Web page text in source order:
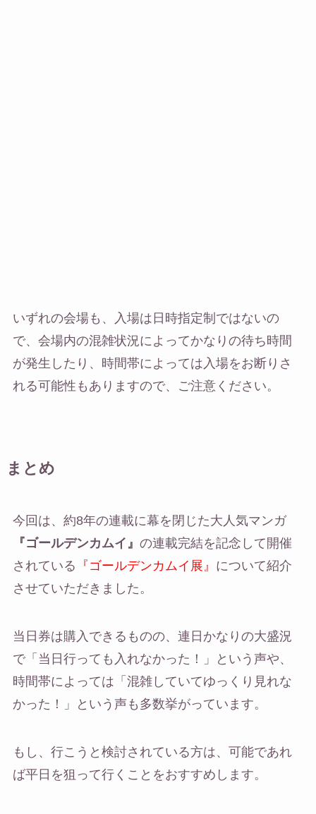
いずれの会場も、入場は日時指定制ではないの
で、会場内の混雑状況によってかなりの待ち時間
が発生したり、時間帯によっては入場をお断りさ
れる可能性もありますので、ご注意ください。
まとめ
今回は、約8年の連載に幕を閉じた大人気マンガ
『ゴールデンカムイ』 の連載完結を記念して開催
されている 『ゴールデンカムイ展』 について紹介
させていただきました。
当日券は購入できるものの、連日かなりの大盛況
で「当日行っても入れなかった！」という声や、
時間帯によっては「混雑していてゆっくり見れな
かった！」という声も多数挙がっています。
もし、行こうと検討されている方は、可能であれ
ば平日を狙って行くことをおすすめします。